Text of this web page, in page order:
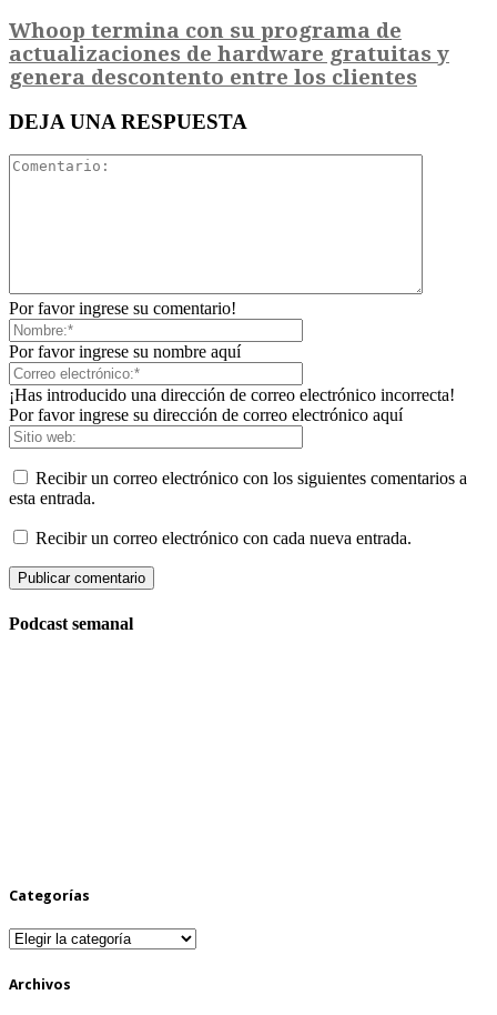
Whoop termina con su programa de
actualizaciones de hardware gratuitas y
genera descontento entre los clientes
DEJA UNA RESPUESTA
Por favor ingrese su comentario!
Por favor ingrese su nombre aquí
¡Has introducido una dirección de correo electrónico incorrecta!
Por favor ingrese su dirección de correo electrónico aquí
Recibir un correo electrónico con los siguientes comentarios a
esta entrada.
Recibir un correo electrónico con cada nueva entrada.
Podcast semanal
Categorías
Categorías
Archivos